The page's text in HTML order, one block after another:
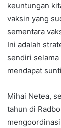
keuntungan
vaksin yang
sementara
Ini adalah
sendiri selama
mendapat
Mihai Netea,
tahun di